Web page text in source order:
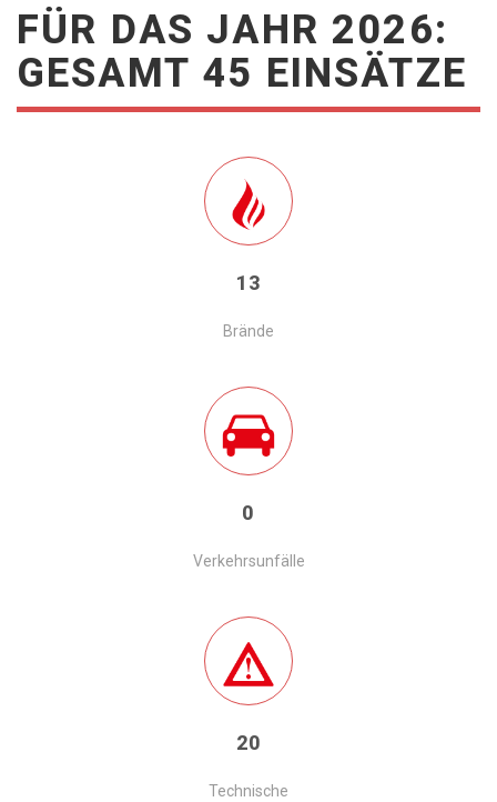
FÜR DAS JAHR 2026:
GESAMT 45 EINSÄTZE
13
Brände
0
Verkehrsunfälle
20
Technische